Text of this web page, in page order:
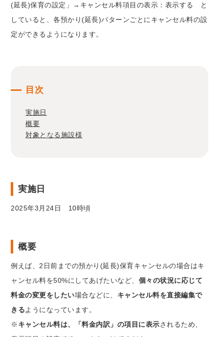
(延長)保育の設定」→キャンセル料項目の表示：表示する と
していると、各預かり(延長)パターンごとにキャンセル料の設
定ができるようになります。
目次
実施日
概要
対象となる施設様
実施日
2025年3月24日 10時頃
概要
例えば、2日前までの預かり(延長)保育キャンセルの場合はキ
ャンセル料を50%にしてあげたいなど、 個々の状況に応じて
料金の変更をしたい場合などに、 キャンセル料を直接編集で
きるようになっています。
※ キャンセル料は、「料金内訳」の項目に表示されるため、